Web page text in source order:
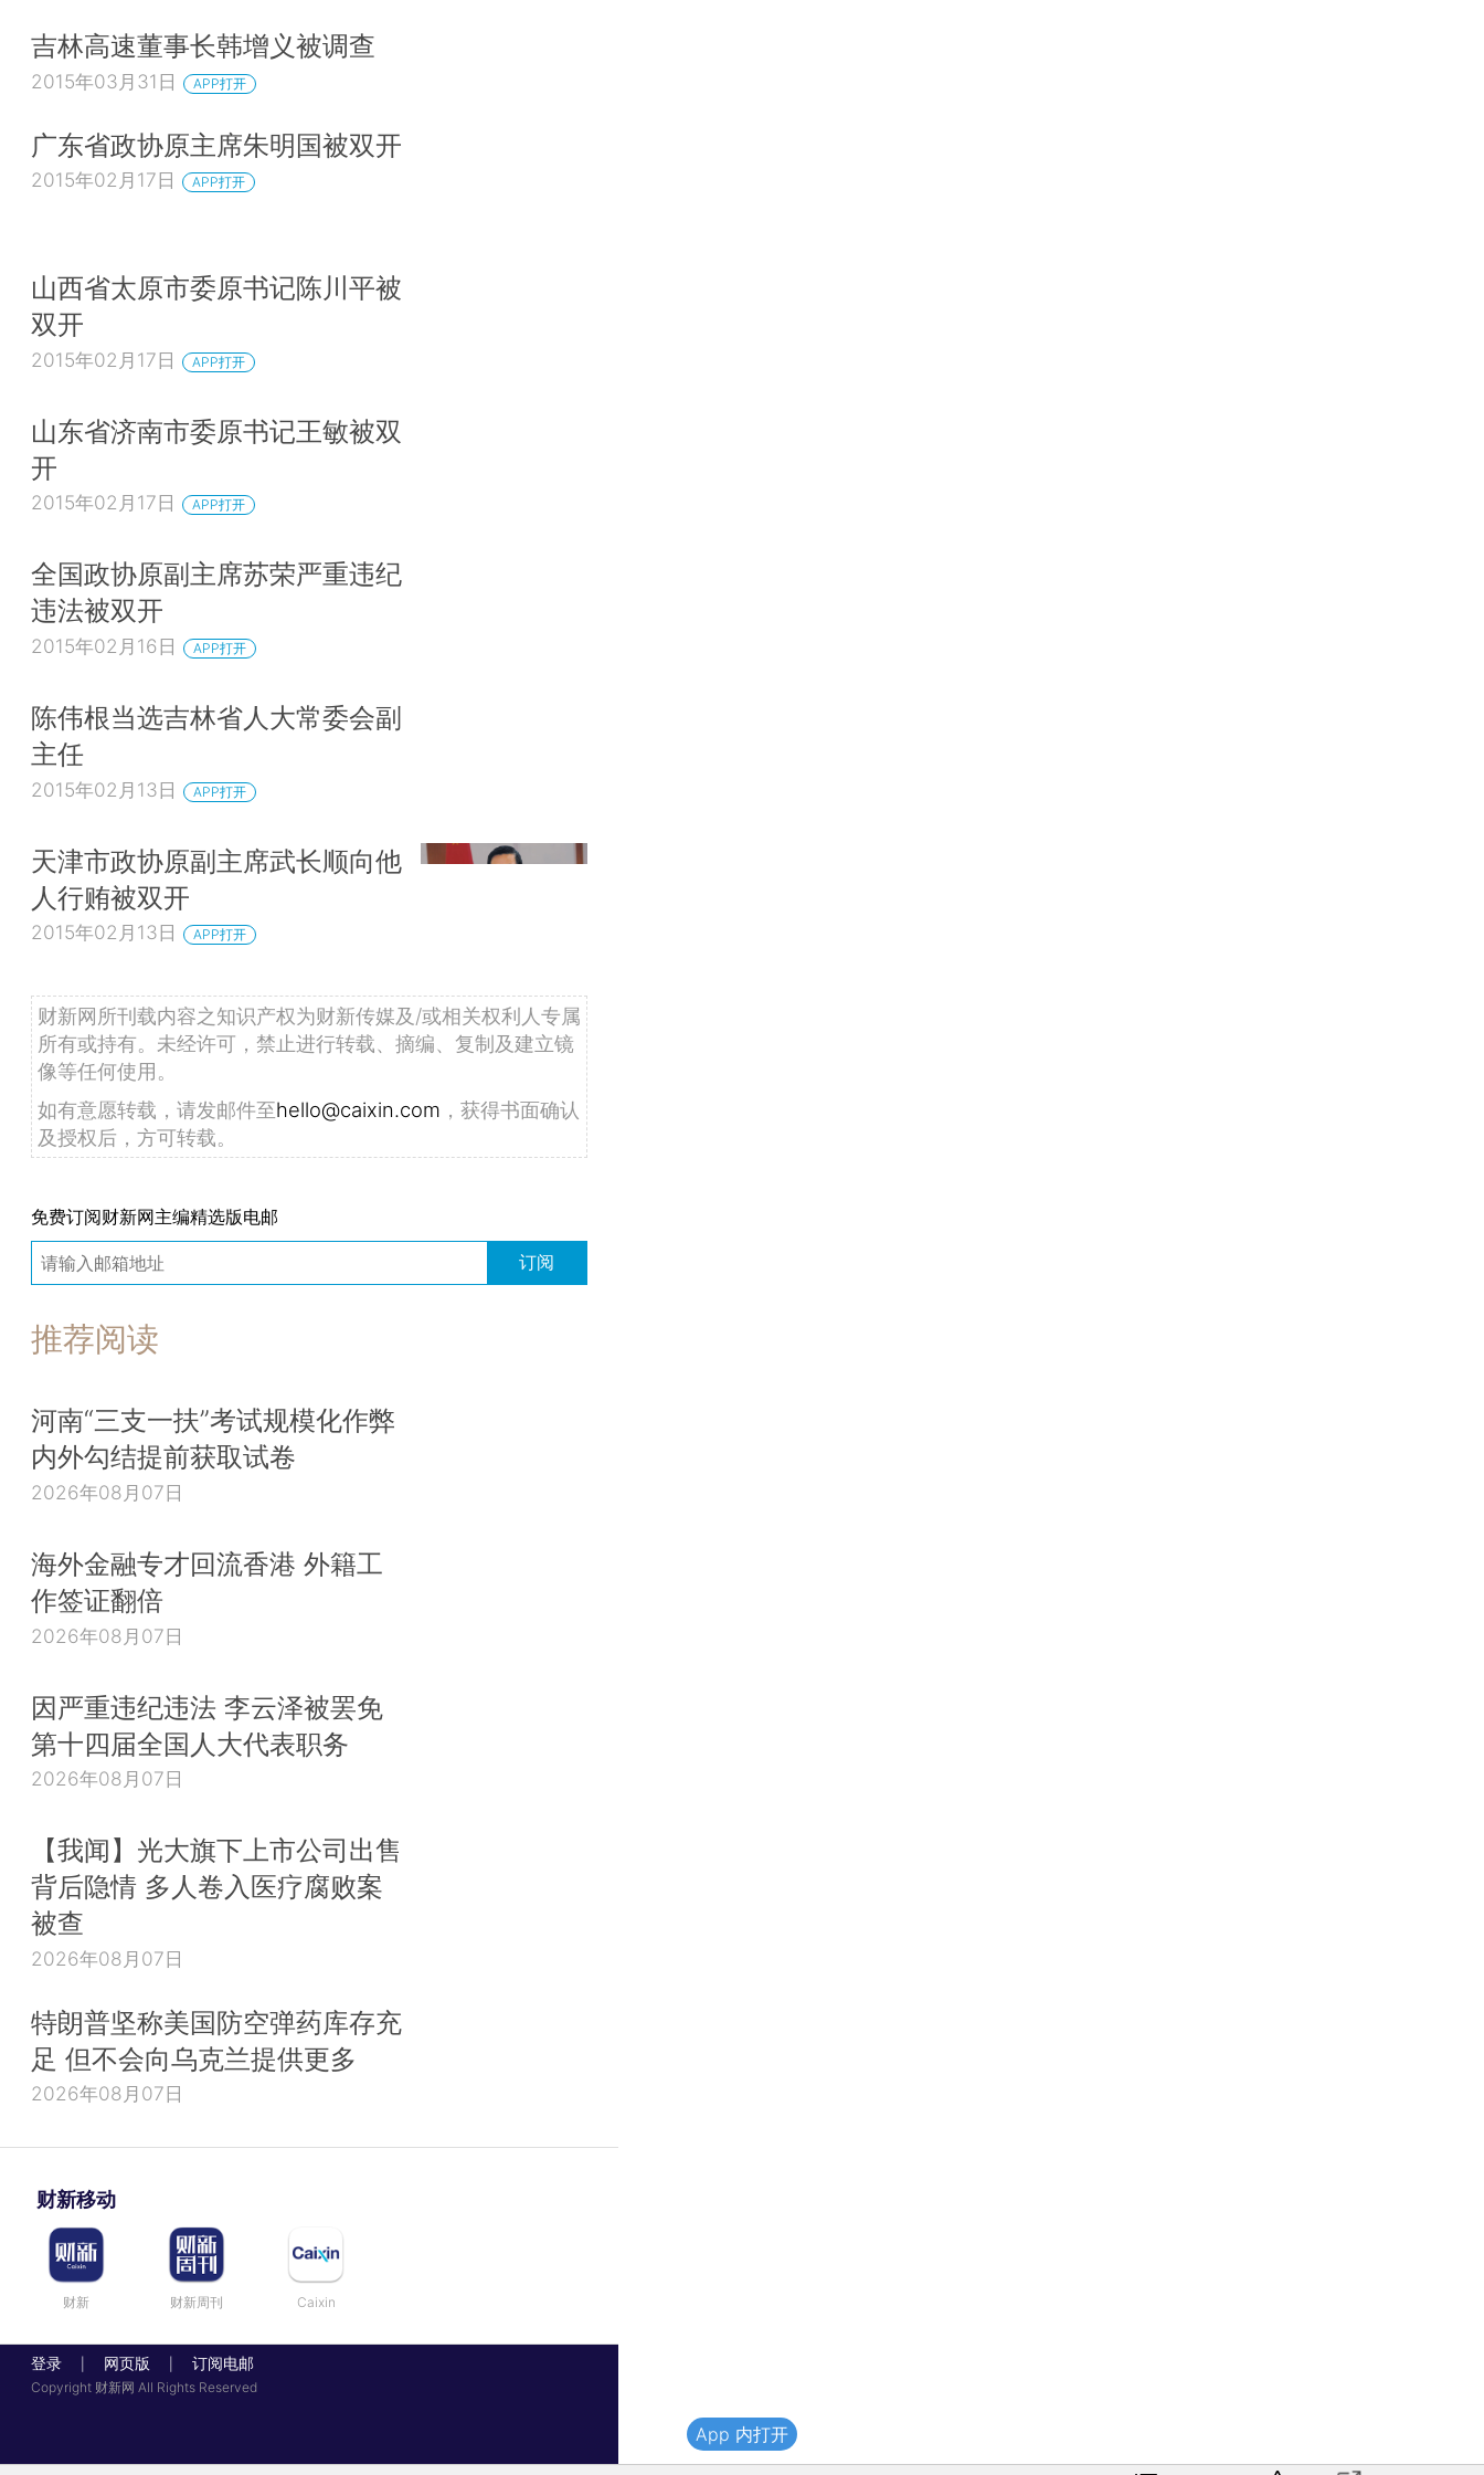
吉林高速董事长韩增义被调查
2015年03月31日 APP打开
广东省政协原主席朱明国被双开
2015年02月17日 APP打开
山西省太原市委原书记陈川平被
双开
2015年02月17日 APP打开
山东省济南市委原书记王敏被双
开
2015年02月17日 APP打开
全国政协原副主席苏荣严重违纪
违法被双开
2015年02月16日 APP打开
陈伟根当选吉林省人大常委会副
主任
2015年02月13日 APP打开
天津市政协原副主席武长顺向他
人行贿被双开
2015年02月13日 APP打开
财新网所刊载内容之知识产权为财新传媒及/或相关权利人专属
所有或持有。未经许可，禁止进行转载、摘编、复制及建立镜
像等任何使用。
如有意愿转载，请发邮件至hello@caixin.com ，获得书面确认
及授权后，方可转载。
免费订阅财新网主编精选版电邮
订阅
推荐阅读
河南“三支一扶”考试规模化作弊
内外勾结提前获取试卷
2026年08月07日
海外金融专才回流香港 外籍工
作签证翻倍
2026年08月07日
因严重违纪违法 李云泽被罢免
第十四届全国人大代表职务
2026年08月07日
【我闻】光大旗下上市公司出售
背后隐情 多人卷入医疗腐败案
被查
2026年08月07日
特朗普坚称美国防空弹药库存充
足 但不会向乌克兰提供更多
2026年08月07日
财新移动
财新 财新周刊 Caixin
登录 网页版 订阅电邮
Copyright 财新网 All Rights Reserved
App 内打开